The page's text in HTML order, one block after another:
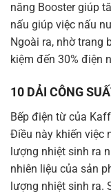
năng Booster giúp
nấu giúp việc nấu
Ngoài ra, nhờ trang
kiệm đến 30% điện
10 DẢI CÔNG
Bếp điện từ của
Điều này khiến việc
lượng nhiệt sinh ra
nhiên liệu của sản
lượng nhiệt sinh ra.